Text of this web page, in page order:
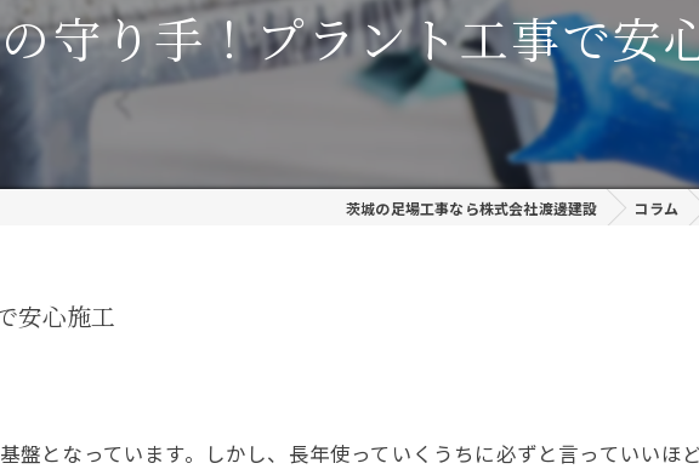
プラ
リー
守り手！プラント工事で安
茨城の足場工事なら株式会社渡邊建設 コラム
安心施工
盤となっています。しかし、長年使っていくうちに必ずと言っていいほ